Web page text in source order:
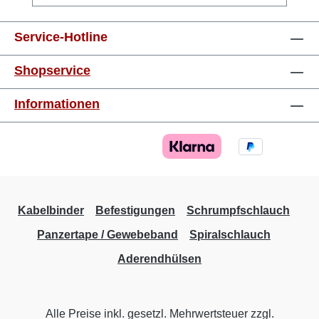
mm 10,0 mm²elfenbein12 mm 16,0
mm²grün12 mm 25,0 mm²braun16 mm 35,0
mm²grau16 mm 50,0 mm²olive20 mm
Service-Hotline
Shopservice
Informationen
Kabelbinder Befestigungen
Schrumpfschlauch
Panzertape / Gewebeband
Spiralschlauch
Aderendhülsen
Alle Preise inkl. gesetzl. Mehrwertsteuer zzgl.